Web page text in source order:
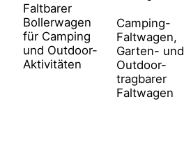
Faltbarer
Bollerwagen
für Camping
und Outdoor-
Aktivitäten
Camping-
Faltwagen,
Garten- und
Outdoor-
tragbarer
Faltwagen